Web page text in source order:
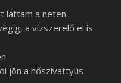
láttam a neten
a vízszerelő el is
jön a hőszivattyús